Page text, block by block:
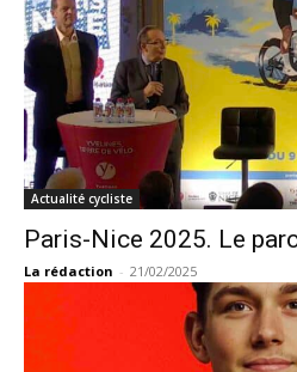
Actualité cycliste
Paris-Nice 2025. Le
La rédaction - 21/02/2025